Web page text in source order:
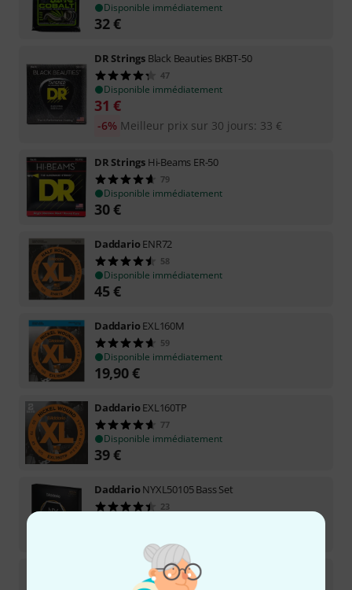
Disponible immédiatement
32€
DR Strings Black Beauties BKBT-50
47
Disponible immédiatement
31 €
Meilleur prix sur 30 jours: 33 €
-6%
DR Strings Hi-Beams ER-50
79
Disponible immédiatement
30€
DaddarioENR72
58
Disponible immédiatement
45€
DaddarioEXL160M
59
Disponible immédiatement
19,90€
DaddarioEXL160TP
77
Disponible immédiatement
39€
DaddarioNYXL50105 Bass Set
23
750T White Nylon L